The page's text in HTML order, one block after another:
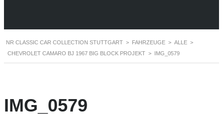
NR CLASSIC CAR COLLECTION STUTTGART > FAHRZEUGE > ALLE >
CHEVROLET CAMARO BJ 1967 BIG BLOCK PROJEKT > IMG_0579
IMG_0579